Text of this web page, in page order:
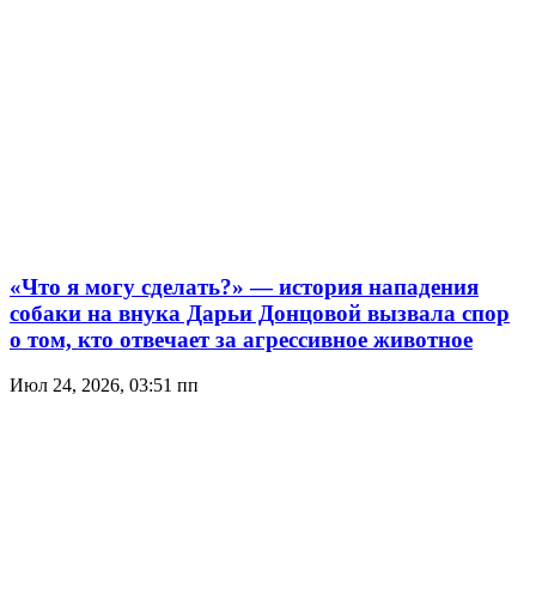
«Что я могу сделать?» — история нападения
собаки на внука Дарьи Донцовой вызвала спор
о том, кто отвечает за агрессивное животное
Июл 24, 2026, 03:51 пп